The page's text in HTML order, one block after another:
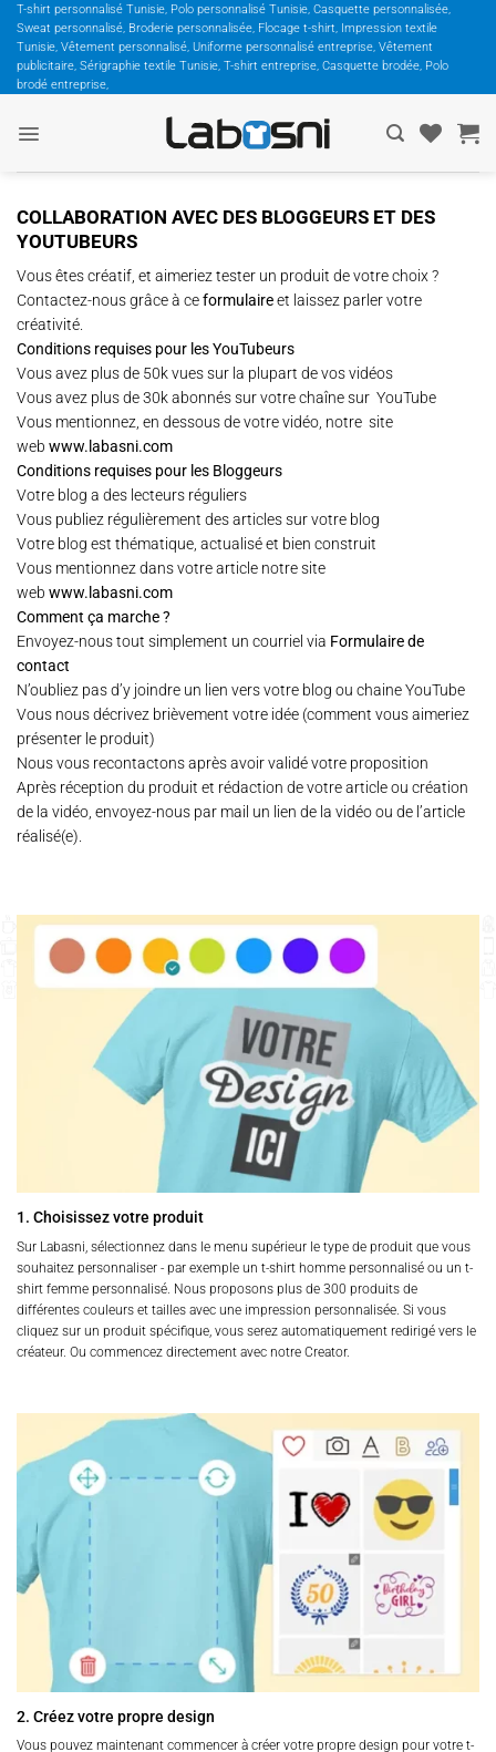
Passer
contenu
T-shirt personnalisé Tunisie, Polo personnalisé Tunisie, Casquette personnalisée,
Sweat personnalisé, Broderie personnalisée, Flocage t-shirt, Impression textile
Tunisie, Vêtement personnalisé, Uniforme personnalisé entreprise, Vêtement
publicitaire, Sérigraphie textile Tunisie, T-shirt entreprise, Casquette brodée, Polo
brodé entreprise,
COLLABORATION AVEC DES BLOGGEURS ET DES
YOUTUBEURS
Vous êtes créatif, et aimeriez tester un produit de votre choix ?
Contactez-nous grâce à ceformulaireet laissez parler votre
créativité.
Conditions requises pour les YouTubeurs
Vous avez plus de 50k vues sur la plupart de vos vidéos
Vous avez plus de 30k abonnés sur votre chaîne sur YouTube
Vous mentionnez, en dessous de votre vidéo, notre site
web www.labasni.com
Conditions requises pour les Bloggeurs
Votre blog a des lecteurs réguliers
Vous publiez régulièrement des articles sur votre blog
Votre blog est thématique, actualisé et bien construit
Vous mentionnez dans votre article notre site
web www.labasni.com
Comment ça marche ?
Envoyez-nous tout simplement un courriel via Formulaire de
contact
N’oubliez pas d’y joindre un lien vers votre blog ou chaine YouTube
Vous nous décrivez brièvement votre idée (comment vous aimeriez
présenter le produit)
Nous vous recontactons après avoir validé votre proposition
Après réception du produit et rédaction de votre article ou création
de la vidéo, envoyez-nous par mail un lien de la vidéo ou de l’article
réalisé(e).
1. Choisissez votre produit
Sur Labasni, sélectionnez dans le menu supérieur le type de produit que vous
souhaitez personnaliser - par exemple un t-shirt homme personnalisé ou un t-
shirt femme personnalisé. Nous proposons plus de 300 produits de
différentes couleurs et tailles avec une impression personnalisée. Si vous
cliquez sur un produit spécifique, vous serez automatiquement redirigé vers le
créateur. Ou commencez directement avec notre Creator.
2. Créez votre propre design
Vous pouvez maintenant commencer à créer votre propre design pour votre t-